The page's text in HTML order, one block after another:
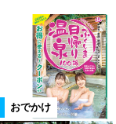
水族館
カフェ
おでかけ